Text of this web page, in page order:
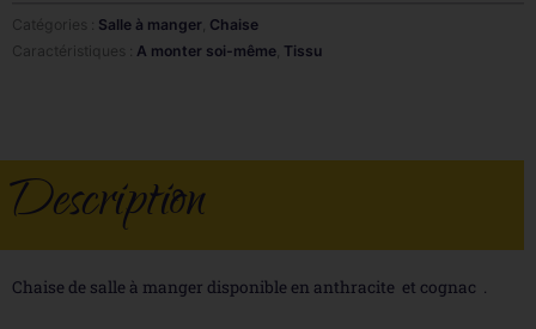
Catégories : Salle à manger Chaise
Caractéristiques : A monter soi-même Tissu
Description
Chaise de salle à manger disponible en anthracite et cognac .